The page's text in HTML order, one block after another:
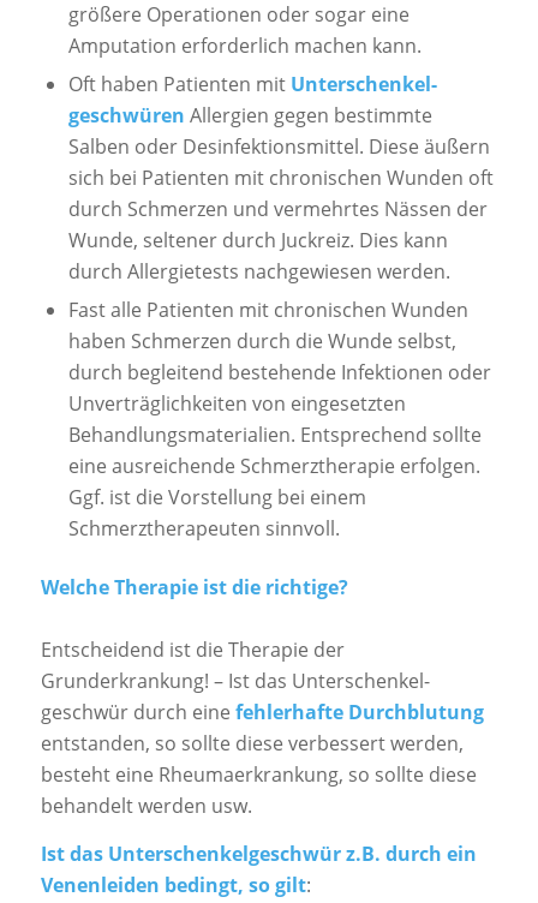
größere Operationen oder sogar eine
Amputation erforderlich machen kann.
Oft haben Patienten mit Unter­schenkel­
geschwüren Allergien gegen bestimmte
Salben oder Desinfektionsmittel. Diese äußern
sich bei Patienten mit chronischen Wunden oft
durch Schmerzen und vermehrtes Nässen der
Wunde, seltener durch Juckreiz. Dies kann
durch Allergietests nachgewiesen werden.
Fast alle Patienten mit chronischen Wunden
haben Schmerzen durch die Wunde selbst,
durch begleitend bestehende Infektionen oder
Unverträglichkeiten von eingesetzten
Behandlungsmaterialien. Entsprechend sollte
eine ausreichende Schmerztherapie erfolgen.
Ggf. ist die Vorstellung bei einem
Schmerztherapeuten sinnvoll.
Welche Therapie ist die richtige?
Entscheidend ist die Therapie der
Grunderkrankung! – Ist das Unter­schenkel­
geschwür durch eine fehlerhafte Durchblutung
entstanden, so sollte diese verbessert werden,
besteht eine Rheumaerkrankung, so sollte diese
behandelt werden usw.
Ist das Unter­schenkel­geschwür z.B. durch ein
Venenleiden bedingt, so gilt: